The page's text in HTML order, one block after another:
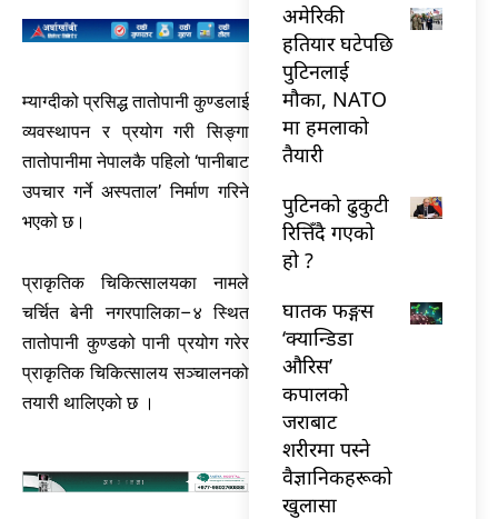
म्याग्दीको प्रसिद्ध तातोपानी कुण्डलाई
व्यवस्थापन र प्रयोग गरी सिङ्गा
तातोपानीमा नेपालकै पहिलो ‘पानीबाट
उपचार गर्ने अस्पताल’ निर्माण गरिने
भएको छ।
प्राकृतिक चिकित्सालयका नामले
चर्चित बेनी नगरपालिका–४ स्थित
तातोपानी कुण्डको पानी प्रयोग गरेर
प्राकृतिक चिकित्सालय सञ्चालनको
तयारी थालिएको छ ।
अमेरिकी
हतियार घटेपछि
पुटिनलाई
मौका, NATO
मा हमलाको
तैयारी
पुटिनको ढुकुटी
रित्तिँदै गएको
हो ?
घातक फङ्गस
‘क्यान्डिडा
औरिस’
कपालको
जराबाट
शरीरमा पस्ने
वैज्ञानिकहरूको
खुलासा